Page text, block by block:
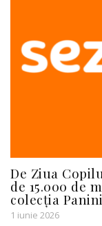
De Ziua
de 15.000 de
colecția
1 iunie 2026